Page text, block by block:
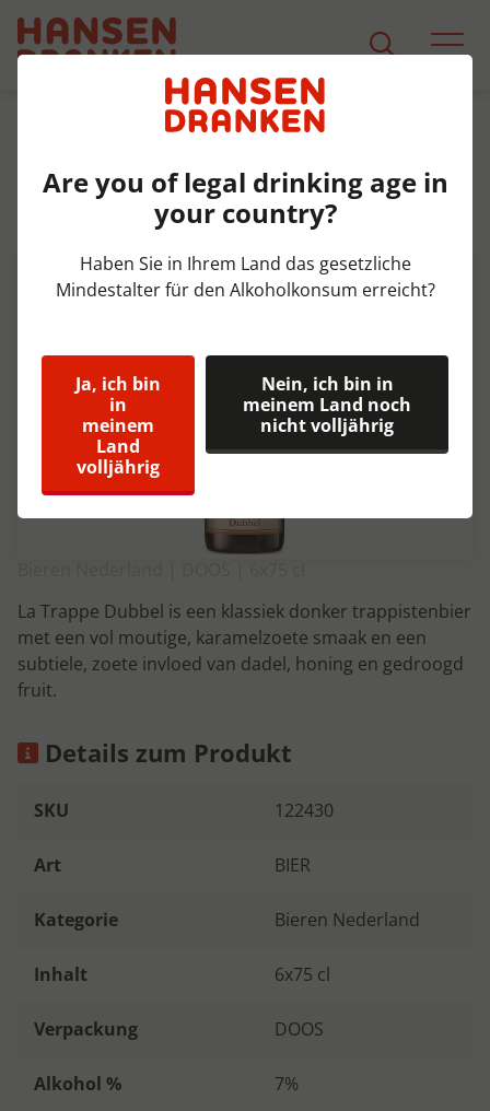
Produkt Detail
La Trappe Dubbel Doos 6x75 cl
La Trappe Dubbel is een klassiek donker trappistenbier
met een vol moutige, karamelzoete smaak en een
subtiele, zoete invloed van dadel, honing en gedroogd
fruit.
Details zum Produkt
SKU 122430
Art BIER
Kategorie Bieren Nederland
Inhalt 6x75 cl
Verpackung DOOS
Alkohol % 7%
Are you of legal drinking age in
your country?
Haben Sie in Ihrem Land das gesetzliche
Mindestalter für den Alkoholkonsum erreicht?
Ja, ich bin
in
meinem
Land
volljährig
Nein, ich bin in
meinem Land noch
nicht volljährig